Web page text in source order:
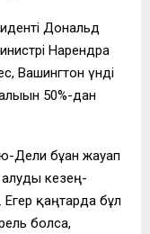
Дональд
Нарендра
Вашингтон үнді
50%-дан
Дели бұған жауап
алуды кезең-
Егер қаңтарда бұл
болса,